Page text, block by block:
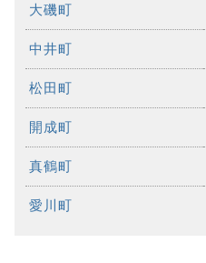
大磯町
中井町
松田町
開成町
真鶴町
愛川町